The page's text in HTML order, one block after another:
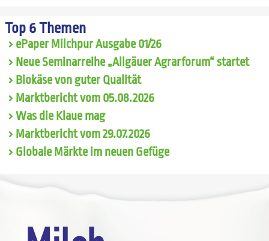
Top 6 Themen
ePaper Milchpur Ausgabe 01/26
Neue Seminarreihe „Allgäuer Agrarforum“ startet
Biokäse von guter Qualität
Marktbericht vom 05.08.2026
Was die Klaue mag
Marktbericht vom 29.07.2026
Globale Märkte im neuen Gefüge